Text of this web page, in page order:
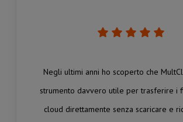
Negli ultimi anni ho scoperto che
strumento davvero utile per trasferire i
cloud direttamente senza scaricare e